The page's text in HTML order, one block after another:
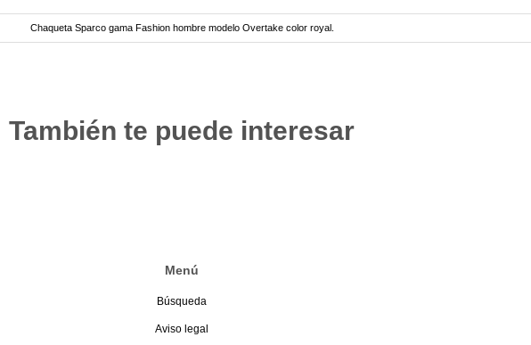
Chaqueta Sparco gama Fashion hombre modelo Overtake color royal.
También te puede interesar
Menú
Búsqueda
Aviso legal